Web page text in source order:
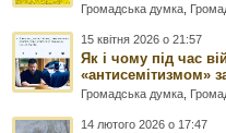
Громадська думка
15 квітня 2026 о 21:57
Як і чому під час
«антисемітизмом»
Громадська думка
14 лютого 2026 о 17:47